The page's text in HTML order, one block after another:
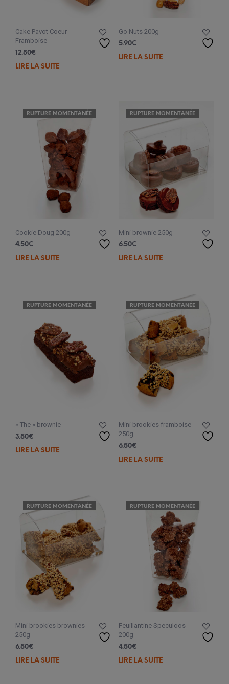
Cake Pavot Coeur
Framboise
12.50€
LIRE LA SUITE
Go Nuts 200g
5.90€
LIRE LA SUITE
RUPTURE MOMENTANÉE
Cookie Doug 200g
4.50€
LIRE LA SUITE
RUPTURE MOMENTANÉE
Mini brownie 250g
6.50€
LIRE LA SUITE
RUPTURE MOMENTANÉE
« The » brownie
3.50€
LIRE LA SUITE
RUPTURE MOMENTANÉE
Mini brookies framboise
250g
6.50€
LIRE LA SUITE
RUPTURE MOMENTANÉE
Mini brookies brownies
250g
6.50€
LIRE LA SUITE
RUPTURE MOMENTANÉE
Feuillantine Speculoos
200g
4.50€
LIRE LA SUITE